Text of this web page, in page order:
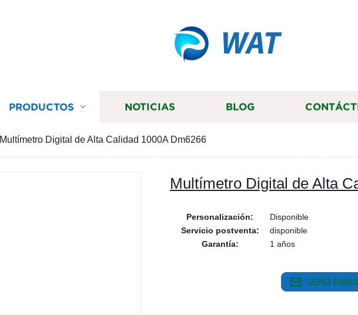
WAT
PRODUCTOS NOTICIAS BLOG
Multímetro Digital de Alta Calidad 1000A Dm6266
Multímetro Digital de Alta
Personalización:
Disponible
Servicio postventa:
disponible
Garantía:
1 años
SEND